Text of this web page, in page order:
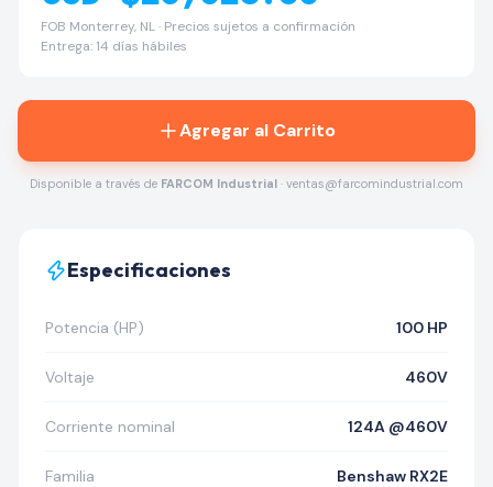
FOB Monterrey, NL · Precios sujetos a confirmación
Entrega: 14 días hábiles
Agregar al Carrito
Disponible a través de FARCOM Industrial · ventas@farcomindustrial.com
Especificaciones
Potencia (HP) 100 HP
Voltaje 460V
Corriente nominal 124A @460V
Familia Benshaw RX2E